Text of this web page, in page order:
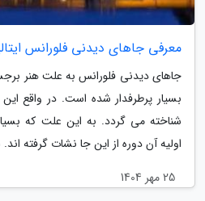
معرفی جاهای دیدنی فلورانس
جاهای دیدنی فلورانس به علت هنر
بسیار پرطرفدار شده است. در واقع
شناخته می گردد. به این علت که
اولیه آن دوره از این جا نشات گرفته
25 مهر 1404